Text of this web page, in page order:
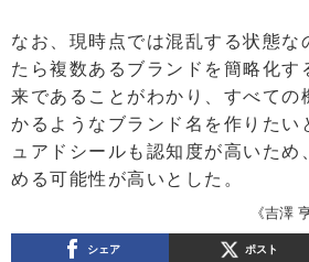
なお、現時点では混乱する状態な
たら複数あるブランドを簡略化す
来であることがわかり、すべての
かるようなブランド名を作りたい
ュアドシールも認知度が高いた
める可能性が高いとした。
《吉澤
シェア ポスト